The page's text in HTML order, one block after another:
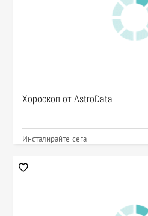
Хороскоп от AstroData
Инсталирайте сега